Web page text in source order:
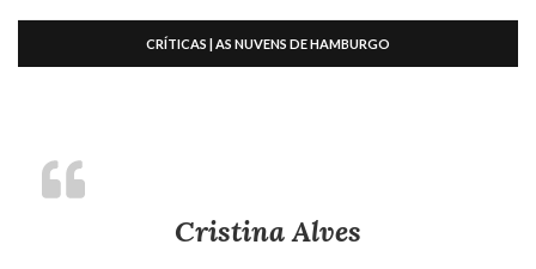
CRÍTICAS | AS NUVENS DE HAMBURGO
Cristina Alves